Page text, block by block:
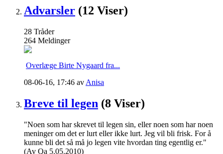
Advarsler (12 Viser)
28 Tråder
264 Meldinger
Overlæge Birte Nygaard fra...
08-06-16, 17:46 av Anisa
Breve til legen (8 Viser)
"Noen som har skrevet til legen sin, eller noen som har noen
meninger om det er lurt eller ikke lurt. Jeg vil bli frisk. For å
kunne bli det så må jo legen vite hvordan ting egentlig er."
(Av Qa 5.05.2010)